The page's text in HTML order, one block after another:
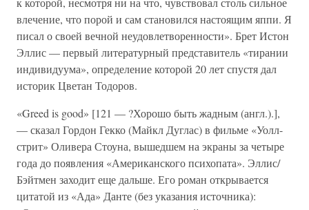
влечение, что порой и сам становился настоящим яппи. Я
писал о своей вечной неудовлетворенности». Брет Истон
Эллис — первый литературный представитель «тирании
индивидуума», определение которой 20 лет спустя дал
историк Цветан Тодоров.
«Greed is good» [121 — ?Хорошо быть жадным (англ.).],
— сказал Гордон Гекко (Майкл Дуглас) в фильме «Уолл-
стрит» Оливера Стоуна, вышедшем на экраны за четыре
года до появления «Американского психопата». Эллис/
Бэйтмен заходит еще дальше. Его роман открывается
цитатой из «Ада» Данте (без указания источника):